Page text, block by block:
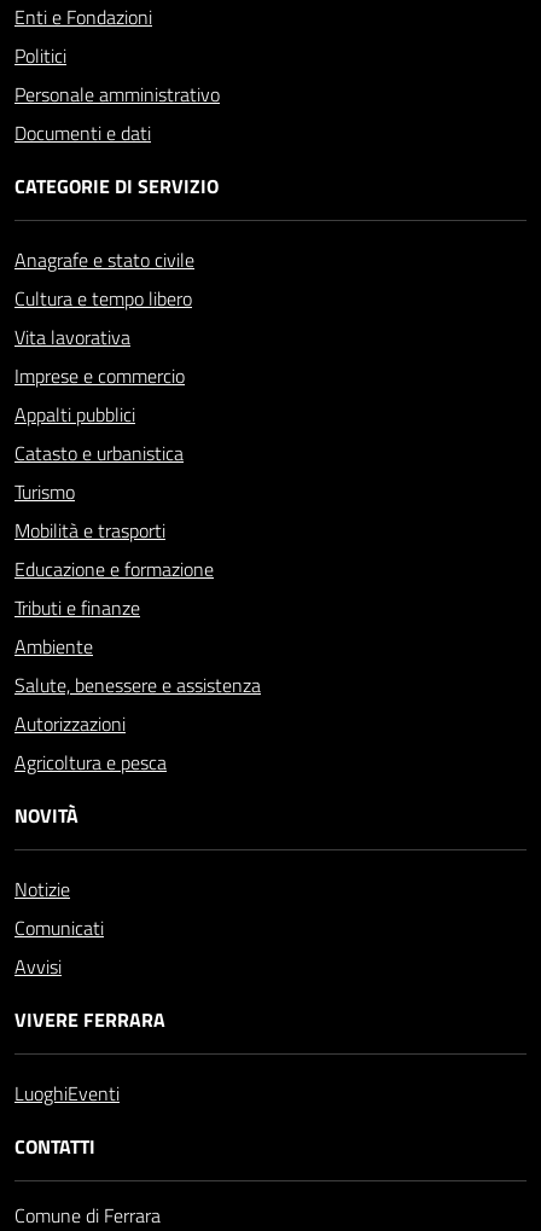
Enti e Fondazioni
Politici
Personale amministrativo
Documenti e dati
CATEGORIE DI SERVIZIO
Anagrafe e stato civile
Cultura e tempo libero
Vita lavorativa
Imprese e commercio
Appalti pubblici
Catasto e urbanistica
Turismo
Mobilità e trasporti
Educazione e formazione
Tributi e finanze
Ambiente
Salute, benessere e assistenza
Autorizzazioni
Agricoltura e pesca
NOVITÀ
Notizie
Comunicati
Avvisi
VIVERE FERRARA
LuoghiEventi
CONTATTI
Comune di Ferrara